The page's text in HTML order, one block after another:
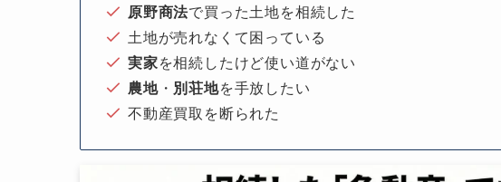
原野商法で買った土地を相続した
土地が売れなくて困っている
実家を相続したけど使い道がない
農地・ 別荘地を手放したい
不動産買取を断られた